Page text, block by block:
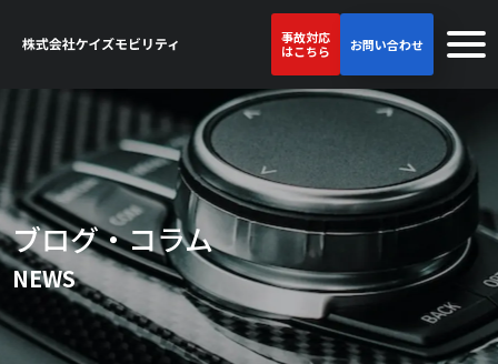
事故対応
はこちら
お問い合わせ
ブログ・コラム
NEWS